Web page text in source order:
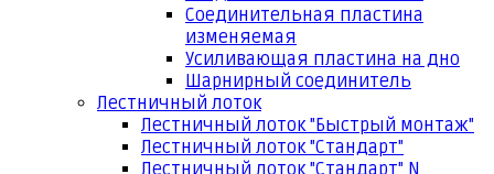
Соединительная пластина
изменяемая
Усиливающая пластина на дно
Шарнирный соединитель
Лестничный лоток
Лестничный лоток "Быстрый монтаж"
Лестничный лоток "Стандарт"
Лестничный лоток "Стандарт" N